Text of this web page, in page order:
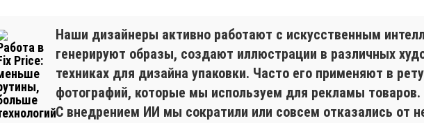
Наши дизайнеры активно работают с искусственным
генерируют образы, создают иллюстрации в различных
техниках для дизайна упаковки. Часто его применяют в
фотографий, которые мы используем для рекламы товаров.
С внедрением ИИ мы сократили или совсем отказались от